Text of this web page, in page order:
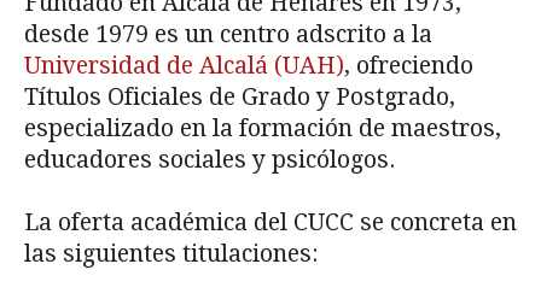
desde 1979 es un centro adscrito a la
Universidad de Alcalá (UAH), ofreciendo
Títulos Oficiales de Grado y Postgrado,
especializado en la formación de maestros,
educadores sociales y psicólogos.
La oferta académica del CUCC se concreta en
las siguientes titulaciones: